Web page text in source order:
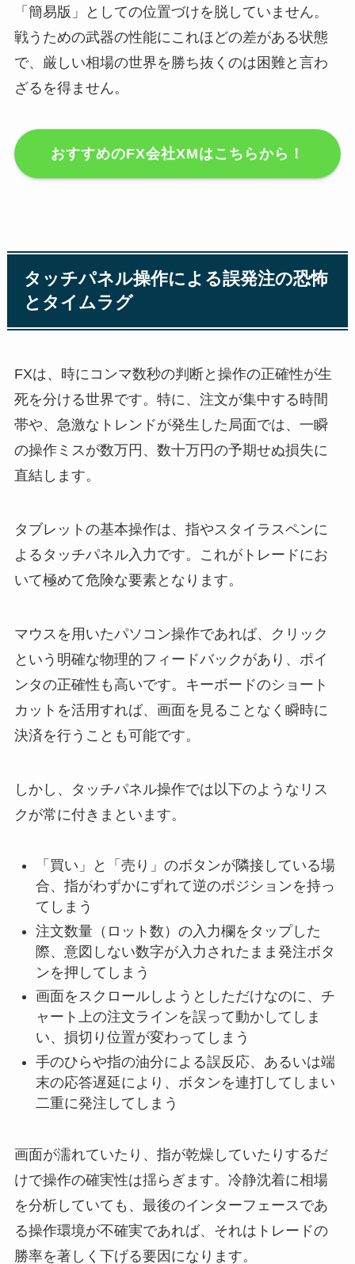
「簡易版」としての位置づけを脱していません。
戦うための武器の性能にこれほどの差がある状態
で、厳しい相場の世界を勝ち抜くのは困難と言わ
ざるを得ません。
おすすめのFX会社XMはこちらから！
タッチパネル操作による誤発注の恐怖
とタイムラグ
FXは、時にコンマ数秒の判断と操作の正確性が生
死を分ける世界です。特に、注文が集中する時間
帯や、急激なトレンドが発生した局面では、一瞬
の操作ミスが数万円、数十万円の予期せぬ損失に
直結します。
タブレットの基本操作は、指やスタイラスペンに
よるタッチパネル入力です。これがトレードにお
いて極めて危険な要素となります。
マウスを用いたパソコン操作であれば、クリック
という明確な物理的フィードバックがあり、ポイ
ンタの正確性も高いです。キーボードのショート
カットを活用すれば、画面を見ることなく瞬時に
決済を行うことも可能です。
しかし、タッチパネル操作では以下のようなリス
クが常に付きまといます。
「買い」と「売り」のボタンが隣接している場
合、指がわずかにずれて逆のポジションを持っ
てしまう
注文数量（ロット数）の入力欄をタップした
際、意図しない数字が入力されたまま発注ボタ
ンを押してしまう
画面をスクロールしようとしただけなのに、チ
ャート上の注文ラインを誤って動かしてしま
い、損切り位置が変わってしまう
手のひらや指の油分による誤反応、あるいは端
末の応答遅延により、ボタンを連打してしまい
二重に発注してしまう
画面が濡れていたり、指が乾燥していたりするだ
けで操作の確実性は揺らぎます。冷静沈着に相場
を分析していても、最後のインターフェースであ
る操作環境が不確実であれば、それはトレードの
勝率を著しく下げる要因になります。